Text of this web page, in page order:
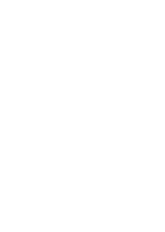
5 Sternen